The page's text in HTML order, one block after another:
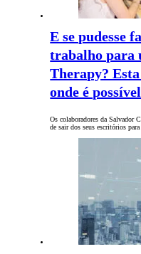
E se pudesse
trabalho para
Therapy?
onde é possível
Os colaboradores da Salvador
de sair dos seus escritórios